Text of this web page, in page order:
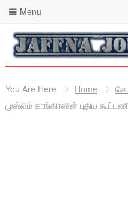
Menu
You Are Here Home
முஸ்லிம் காங்கிரஸின் புதிய